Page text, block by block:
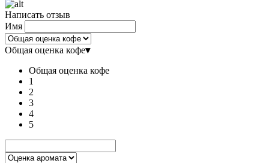
Написать отзыв
Имя
Общая оценка кофе▾
Общая оценка кофе
1
2
3
4
5